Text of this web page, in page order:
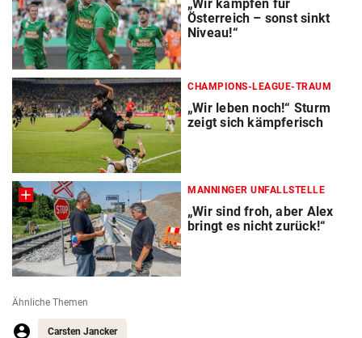
„Wir kämpfen für
Österreich – sonst sinkt
Niveau!“
CHAMPIONS-LEAGUE-TRAUM
„Wir leben noch!“ Sturm
zeigt sich kämpferisch
MANNINGER UNFALLSTELLE
„Wir sind froh, aber Alex
bringt es nicht zurück!“
Ähnliche Themen
Carsten Jancker